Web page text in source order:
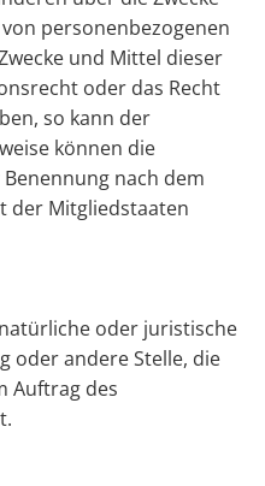
personenbezogenen
und Mittel dieser
oder das Recht
so kann der
können die
nach dem
der Mitgliedstaaten
oder juristische
oder andere Stelle, die
Auftrag des